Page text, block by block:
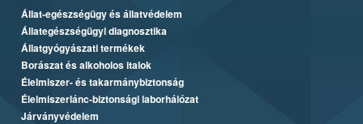
Állat-egészségügy és állatvédelem
Állategészségügyi diagnosztika
Állatgyógyászati termékek
Borászat és alkoholos italok
Élelmiszer- és takarmánybiztonság
Élelmiszerlánc-biztonsági laborhálózat
Járványvédelem